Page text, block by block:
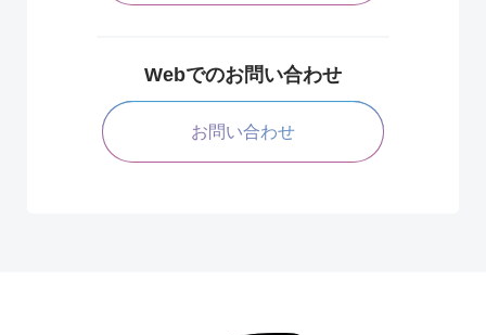
Webでのお問い合わせ
お問い合わせ